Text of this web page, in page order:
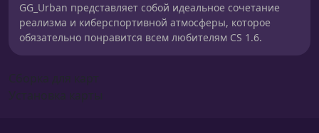
GG_Urban представляет собой идеальное сочетание
реализма и киберспортивной атмосферы, которое
обязательно понравится всем любителям CS 1.6.